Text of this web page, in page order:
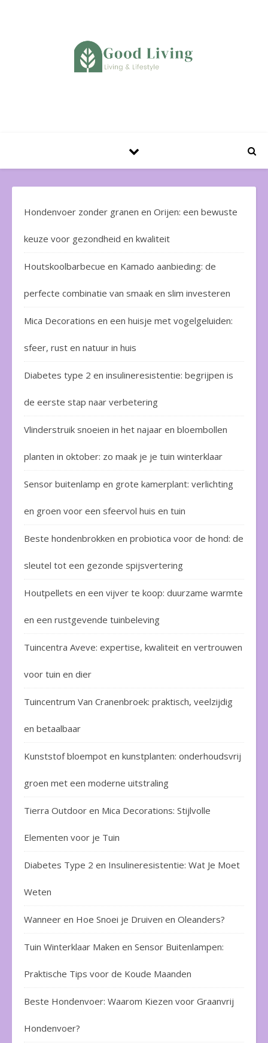
Hondenvoer zonder granen en Orijen: een bewuste
keuze voor gezondheid en kwaliteit
Houtskoolbarbecue en Kamado aanbieding: de
perfecte combinatie van smaak en slim investeren
Mica Decorations en een huisje met vogelgeluiden:
sfeer, rust en natuur in huis
Diabetes type 2 en insulineresistentie: begrijpen is
de eerste stap naar verbetering
Vlinderstruik snoeien in het najaar en bloembollen
planten in oktober: zo maak je je tuin winterklaar
Sensor buitenlamp en grote kamerplant: verlichting
en groen voor een sfeervol huis en tuin
Beste hondenbrokken en probiotica voor de hond: de
sleutel tot een gezonde spijsvertering
Houtpellets en een vijver te koop: duurzame warmte
en een rustgevende tuinbeleving
Tuincentra Aveve: expertise, kwaliteit en vertrouwen
voor tuin en dier
Tuincentrum Van Cranenbroek: praktisch, veelzijdig
en betaalbaar
Kunststof bloempot en kunstplanten: onderhoudsvrij
groen met een moderne uitstraling
Tierra Outdoor en Mica Decorations: Stijlvolle
Elementen voor je Tuin
Diabetes Type 2 en Insulineresistentie: Wat Je Moet
Weten
Wanneer en Hoe Snoei je Druiven en Oleanders?
Tuin Winterklaar Maken en Sensor Buitenlampen:
Praktische Tips voor de Koude Maanden
Beste Hondenvoer: Waarom Kiezen voor Graanvrij
Hondenvoer?